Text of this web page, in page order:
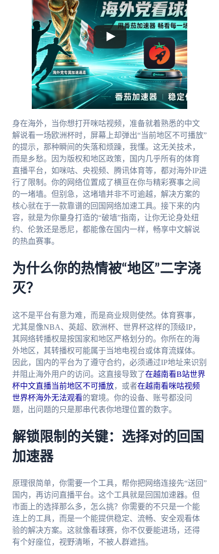
身在海外，当你想打开咪咕视频，准备就着熟悉的中文
解说看一场欧洲杯时，屏幕上却弹出“当前地区不可播放”
的提示，那种瞬间的失落和烦躁，我懂。这无关技术，
而是乡愁。因为版权和地区政策，国内几乎所有的体育
直播平台，如咪咕、央视频、腾讯体育等，都对海外IP进
行了限制。你的网络位置成了横亘在你与精彩赛事之间
的一堵墙。但别急，这堵墙并非不可逾越，解决方案的
核心就在于一款靠谱的回国网络加速工具。接下来的内
容，就是为你量身打造的“破墙”指南，让你无论身处纽
约、伦敦还是悉尼，都能像在国内一样，畅享中文解说
的热血赛事。
为什么你的热情被“地区”二字浇
灭？
这不是平台有意为难，而是商业规则使然。体育赛事，
尤其是像NBA、英超、欧洲杯、世界杯这样的顶级IP，
其网络转播权是按国家和地区严格划分的。你所在的海
外地区，其转播权可能属于当地电视台或体育流媒体。
因此，国内的平台为了遵守合约，必须通过IP地址来识别
并阻止海外用户的访问。这直接导致了在越南看B站世界
杯中文直播当前地区不可播放，或者在越南看咪咕视频
世界杯海外无法观看的窘境。你的设备、账号都没问
题，出问题的只是那串代表你地理位置的数字。
解锁限制的关键：选择对的回国
加速器
原理很简单，你需要一个工具，帮你把网络连接先“送回”
国内，再访问直播平台。这个工具就是回国加速器。但
市面上的选择那么多，怎么挑？你需要的不只是一个能
连上的工具，而是一个能提供稳定、流畅、安全观看体
验的解决方案。这就像看球赛，你不仅要能进场，还得
有个好座位，视野清晰，不被人群遮挡。